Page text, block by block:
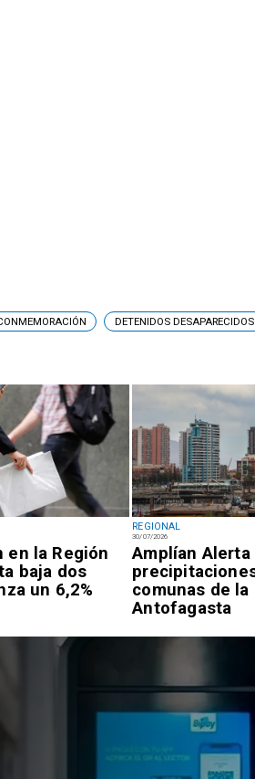
en la Región
baja dos
un 6,2%
REGIONAL
30/07/2026
Amplían
comunas de la
Antofagasta
DETENIDOS DESAPARECIDOS